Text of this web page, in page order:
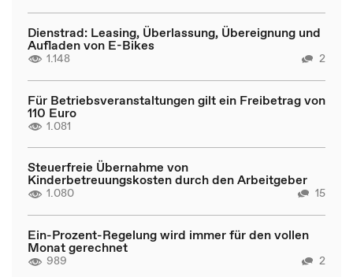
Dienstrad: Leasing, Überlassung, Übereignung und
Aufladen von E-Bikes
1.148 2
Für Betriebsveranstaltungen gilt ein Freibetrag von
110 Euro
1.081
Steuerfreie Übernahme von
Kinderbetreuungskosten durch den Arbeitgeber
1.080 15
Ein-Prozent-Regelung wird immer für den vollen
Monat gerechnet
989 2